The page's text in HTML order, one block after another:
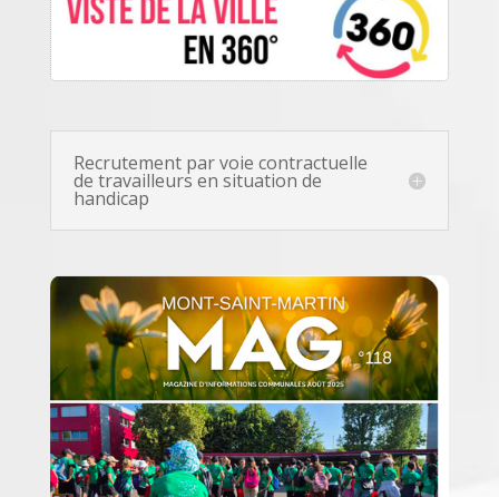
Recrutement par voie contractuelle
de travailleurs en situation de
handicap